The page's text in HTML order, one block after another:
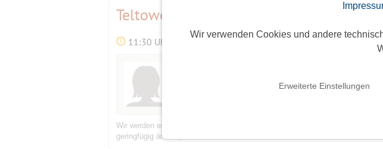
Wir verwenden Cookies und andere
Erweiterte Einstellungen
Teltower Rübchenfest
11:30 Uhr 14513 Teltow,
Wir werden es uns einfach gut gehen lassen, alles kann, nichts muss 🤩
geringfügig ändern, kommt dann über die Pinnwand. Vom S-Bahnhof